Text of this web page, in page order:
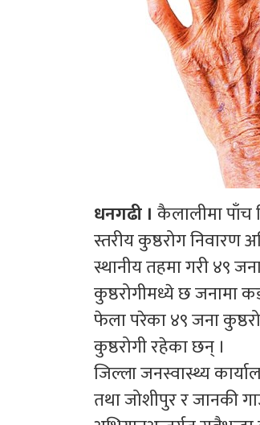
धनगढी । कैलालीमा पाँच
स्तरीय कुष्ठरोग निवारण
स्थानीय तहमा गरी ४९
कुष्ठरोगीमध्ये छ जनामा
फेला परेका ४९ जना
कुष्ठरोगी रहेका छन् ।
जिल्ला जनस्वास्थ्य
तथा जोशीपुर र जानकी